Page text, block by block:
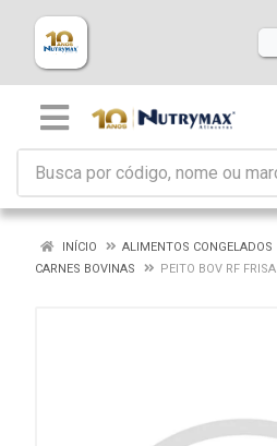
INÍCIO
ALIMENTOS CONGELADOS
CARNES BOVINAS
PEITO BOV RF FRISA